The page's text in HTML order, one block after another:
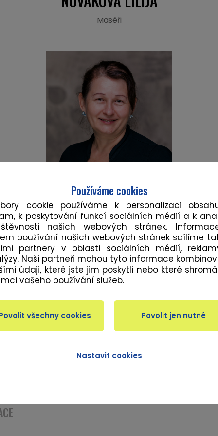
Maséři
CERTIFIKACE
škola
a rekondiční masáže (Dexter Academy)
metoda, Breussova masáž (Dexter Academy)
- 3
terapie (Edu Spa College)
(UAPK)
corekce(INA - Německo Hanovar) zdravotní
Používáme cookies
cookie používáme k personalizaci
k poskytování funkcí sociálních médií a k
našich webových stránek.
používání našich webových stránek sdílíme
partnery v oblasti sociálních médií,
Naši partneři mohou tyto informace
údaji, které jste jim poskytli nebo které
vašeho používání služeb.
Nastavit cookies